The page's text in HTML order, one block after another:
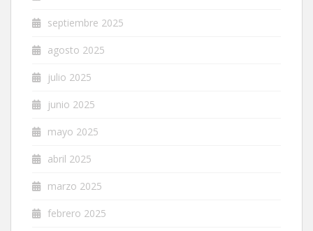
septiembre 2025
agosto 2025
julio 2025
junio 2025
mayo 2025
abril 2025
marzo 2025
febrero 2025